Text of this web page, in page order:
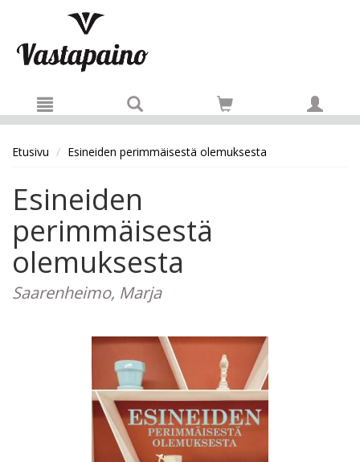
Etusivu Esineiden perimmäisestä olemuksesta
Esineiden
perimmäisestä
olemuksesta
Saarenheimo, Marja